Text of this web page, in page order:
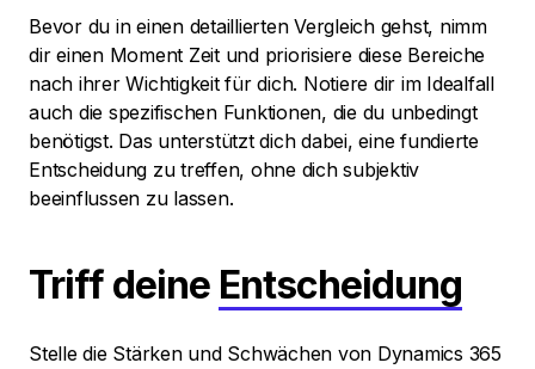
Bevor du in einen detaillierten Vergleich gehst, nimm
dir einen Moment Zeit und priorisiere diese Bereiche
nach ihrer Wichtigkeit für dich. Notiere dir im Idealfall
auch die spezifischen Funktionen, die du unbedingt
benötigst. Das unterstützt dich dabei, eine fundierte
Entscheidung zu treffen, ohne dich subjektiv
beeinflussen zu lassen.
Triff deine Entscheidung
Stelle die Stärken und Schwächen von Dynamics 365